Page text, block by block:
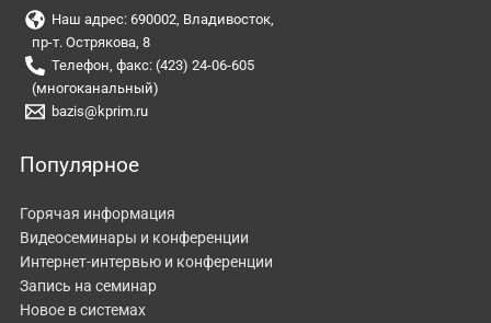
Наш адрес: 690002, Владивосток,
пр-т. Острякова, 8
Телефон, факс: (423) 24-06-605
(многоканальный)
bazis@kprim.ru
Популярное
Горячая информация
Видеосеминары и конференции
Интернет-интервью и конференции
Запись на семинар
Новое в системах